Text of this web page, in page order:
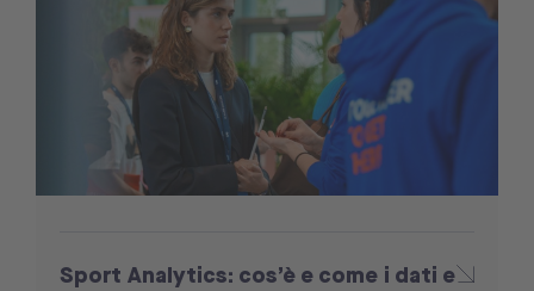
Sport Analytics: cos’è e come i dati e